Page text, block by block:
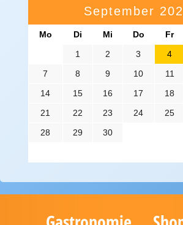
September
Mo Di Mi Do Fr
1
2 3 4
7
8 9 10 11
14
15 16 17 18
21
22 23 24 25
28
29 30